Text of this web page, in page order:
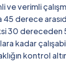
ve verimli
45 derece
30 dereceden
kadar
kontrol